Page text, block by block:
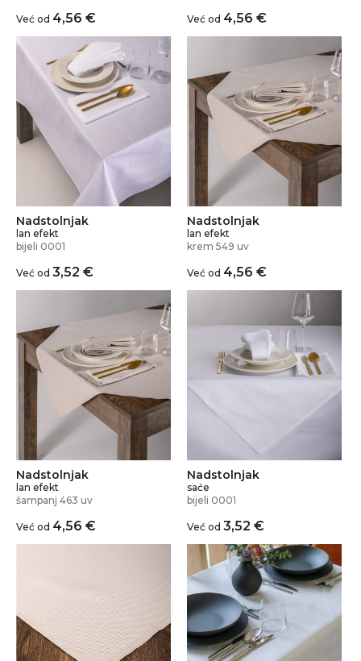
Već od 4,56 € Već od 4,56 €
Nadstolnjak
lan efekt
bijeli 0001
Već od 3,52 €
Nadstolnjak
lan efekt
krem 549 uv
Već od 4,56 €
Nadstolnjak
lan efekt
šampanj 463 uv
Već od 4,56 €
Nadstolnjak
saće
bijeli 0001
Već od 3,52 €